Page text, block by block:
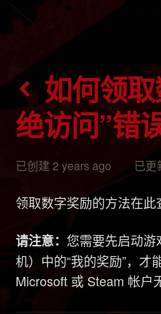
如何领取数字奖励？/ 领取数字奖励时出现“拒
绝访问”错
已创建 2 years ago 已更
领取数字奖励的方法在此
请注意：您需要先启动
机）中的“我的奖励”，才
Microsoft 或 Steam 帐户